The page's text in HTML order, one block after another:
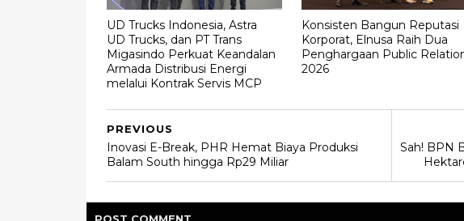
UD Trucks Indonesia, Astra
UD Trucks, dan PT Trans
Migasindo Perkuat Keandalan
Armada Distribusi Energi
melalui Kontrak Servis MCP
Konsisten Bangun Reputasi
Korporat, Elnusa Raih Dua
Penghargaan Public
2026
Sah! BPN
PREVIOUS
Inovasi E-Break, PHR Hemat Biaya Produksi
Balam South hingga Rp29 Miliar